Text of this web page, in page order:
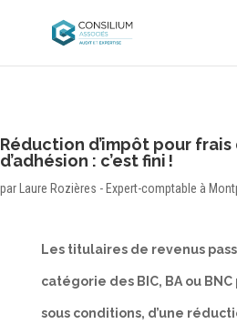
Réduction d’impôt pour
d’adhésion : c’est fini !
par Laure Rozières - Expert-comptable à
Les titulaires de revenus
catégorie des BIC, BA ou
sous conditions, d’une